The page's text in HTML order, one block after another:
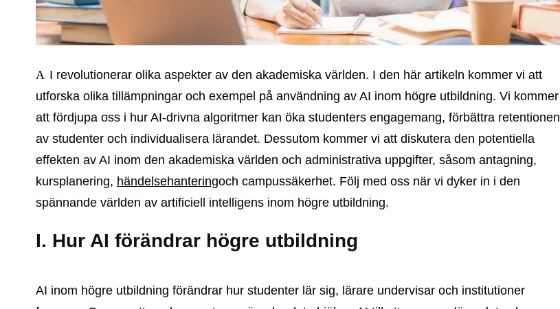
AI revolutionerar olika aspekter av den akademiska världen. I den här artikeln kommer vi att
utforska olika tillämpningar och exempel på användning av AI inom högre utbildning. Vi kommer
att fördjupa oss i hur AI-drivna algoritmer kan öka studenters engagemang, förbättra retentionen
av studenter och individualisera lärandet. Dessutom kommer vi att diskutera den potentiella
effekten av AI inom den akademiska världen och administrativa uppgifter, såsom antagning,
kursplanering, händelsehanteringoch campussäkerhet. Följ med oss ​​när vi dyker in i den
spännande världen av artificiell intelligens inom högre utbildning.
I. Hur AI förändrar högre utbildning
AI inom högre utbildning förändrar hur studenter lär sig, lärare undervisar och institutioner